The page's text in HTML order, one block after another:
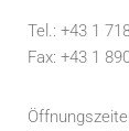
Tel.: +43 1
Fax: +43 1